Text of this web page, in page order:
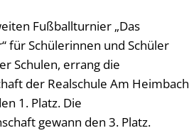
Fußballturnier „Das
für Schülerinnen und Schüler
Schulen, errang die
der Realschule Am Heimbach
1. Platz. Die
gewann den 3. Platz.